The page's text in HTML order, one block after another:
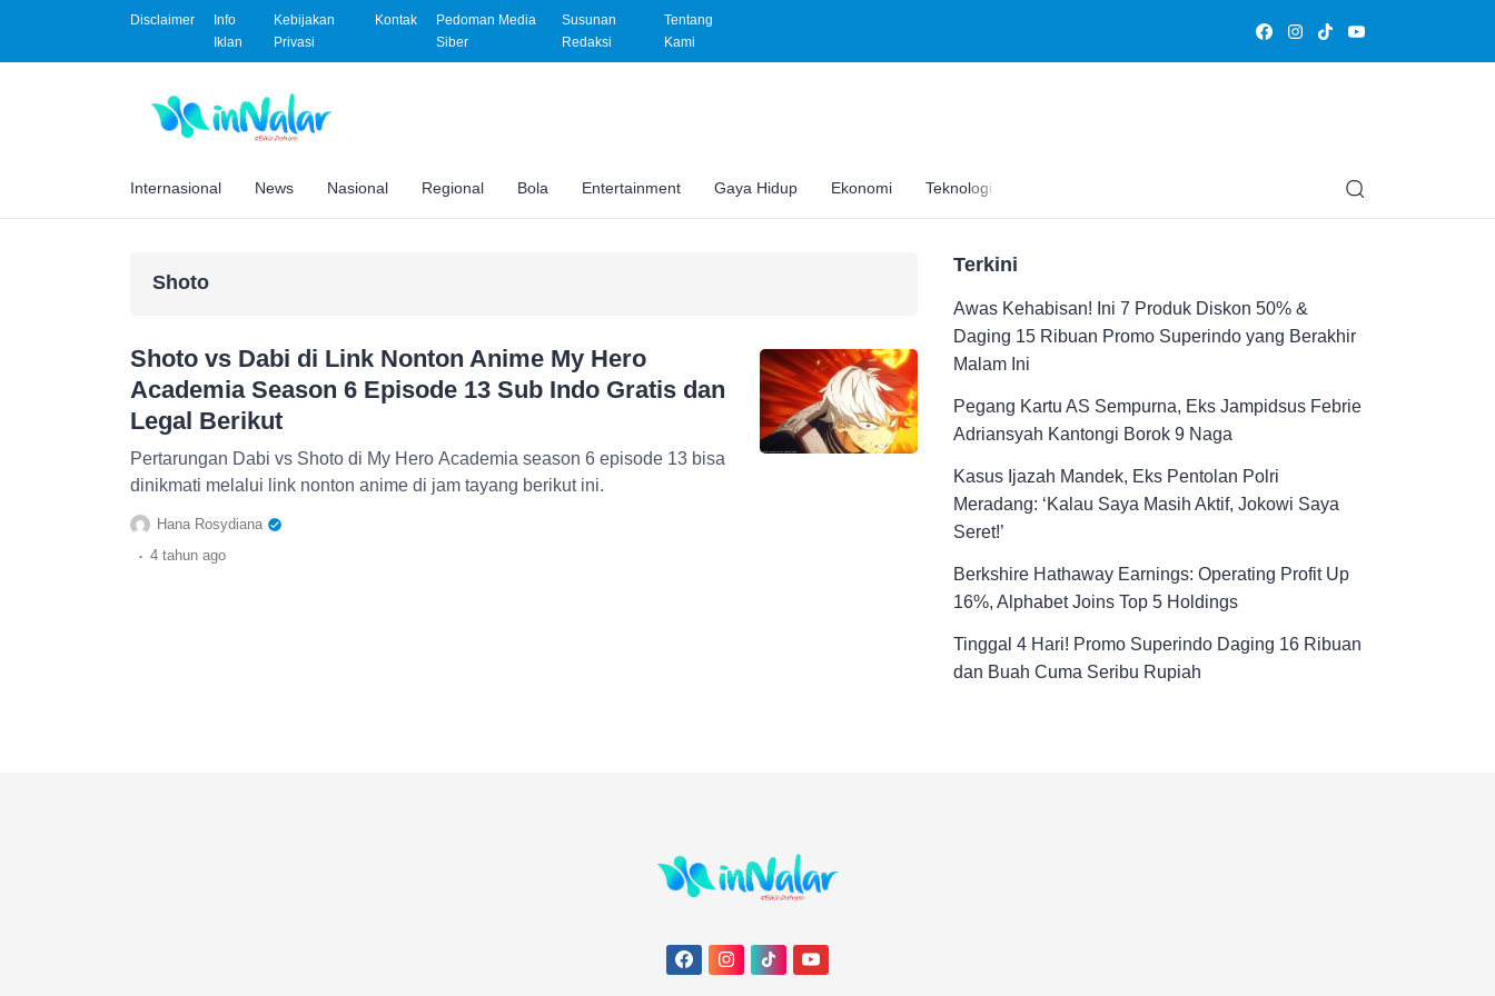
Disclaimer
Info
Iklan
Kebijakan
Privasi
Kontak
Pedoman Media
Siber
Susunan
Redaksi
Tentang
Kami
Internasional News Nasional Regional Bola Entertainment Gaya Hidup Ekonomi Teknologi Edukasi
Shoto
Shoto vs Dabi di Link Nonton Anime My Hero
Academia Season 6 Episode 13 Sub Indo Gratis dan
Legal Berikut
Pertarungan Dabi vs Shoto di My Hero Academia season 6 episode 13 bisa
dinikmati melalui link nonton anime di jam tayang berikut ini.
Hana Rosydiana
. 4 tahun ago
Terkini
Awas Kehabisan! Ini 7 Produk Diskon 50% &
Daging 15 Ribuan Promo Superindo yang Berakhir
Malam Ini
Pegang Kartu AS Sempurna, Eks Jampidsus Febrie
Adriansyah Kantongi Borok 9 Naga
Kasus Ijazah Mandek, Eks Pentolan Polri
Meradang: ‘Kalau Saya Masih Aktif, Jokowi Saya
Seret!’
Berkshire Hathaway Earnings: Operating Profit Up
16%, Alphabet Joins Top 5 Holdings
Tinggal 4 Hari! Promo Superindo Daging 16 Ribuan
dan Buah Cuma Seribu Rupiah